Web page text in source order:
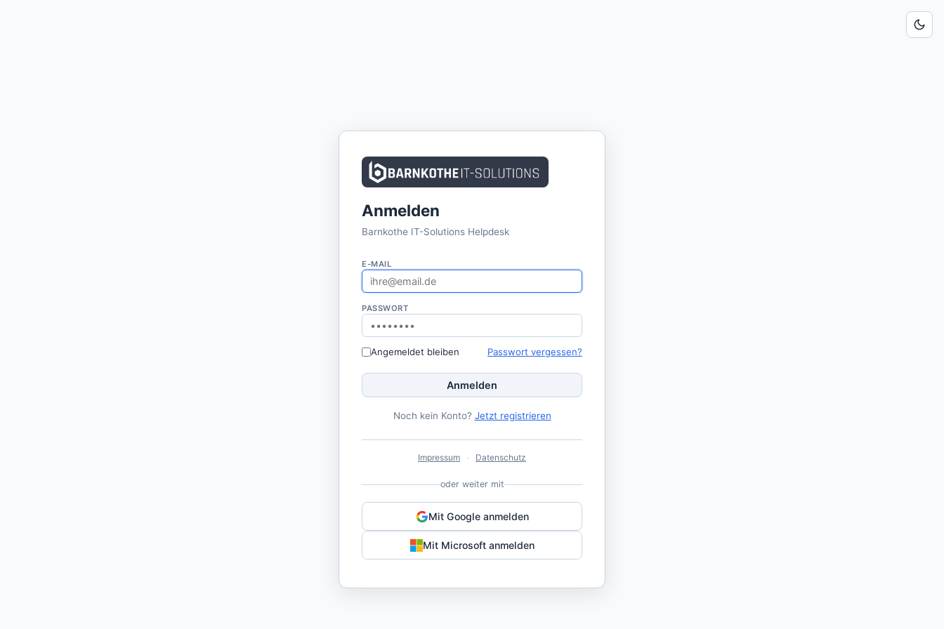
Anmelden
Barnkothe IT-Solutions Helpdesk
E-MAIL
PASSWORT
Angemeldet bleiben Passwort vergessen?
Anmelden
Noch kein Konto? Jetzt registrieren
Impressum · Datenschutz
oder weiter mit
Mit Google anmelden
Mit Microsoft anmelden